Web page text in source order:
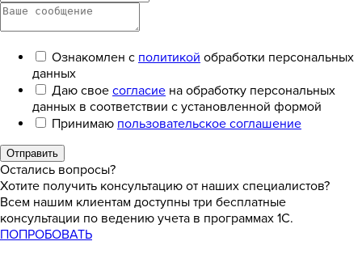
Ознакомлен с политикой обработки персональных
данных
Даю свое согласие на обработку персональных
данных в соответствии с установленной формой
Принимаю пользовательское соглашение
Отправить
Остались вопросы?
Хотите получить консультацию от наших специалистов?
Всем нашим клиентам доступны три бесплатные
консультации по ведению учета в программах 1С.
ПОПРОБОВАТЬ